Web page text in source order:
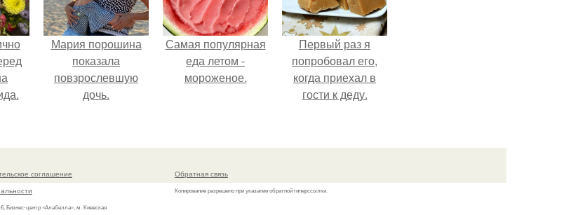
Мария порошина
показала
повзрослевшую
дочь.
Самая популярная
еда летом -
мороженое.
Первый раз я
попробовал его,
когда приехал в
гости к деду.
соглашение
Бизнес-центр «Алабелла», м. Киевская
Обратная связь
Копирование разрешено при указании обратной гиперссылки.